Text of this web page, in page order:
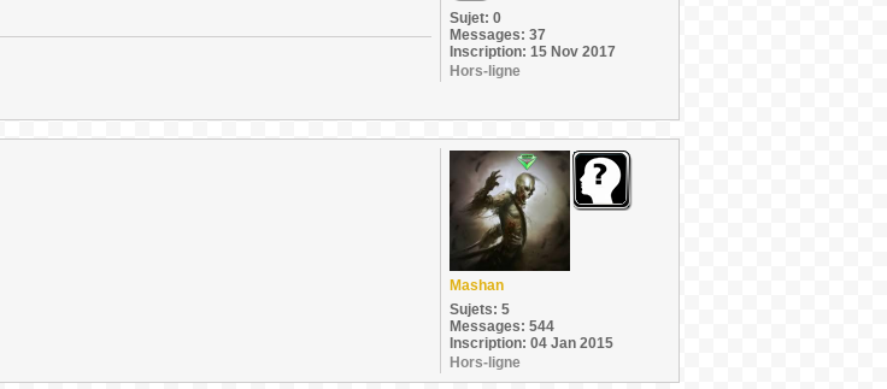
Sujet: 0
Messages: 37
Inscription: 15 Nov 2017
Hors-ligne
Mashan
Sujets: 5
Messages: 544
Inscription: 04 Jan 2015
Hors-ligne